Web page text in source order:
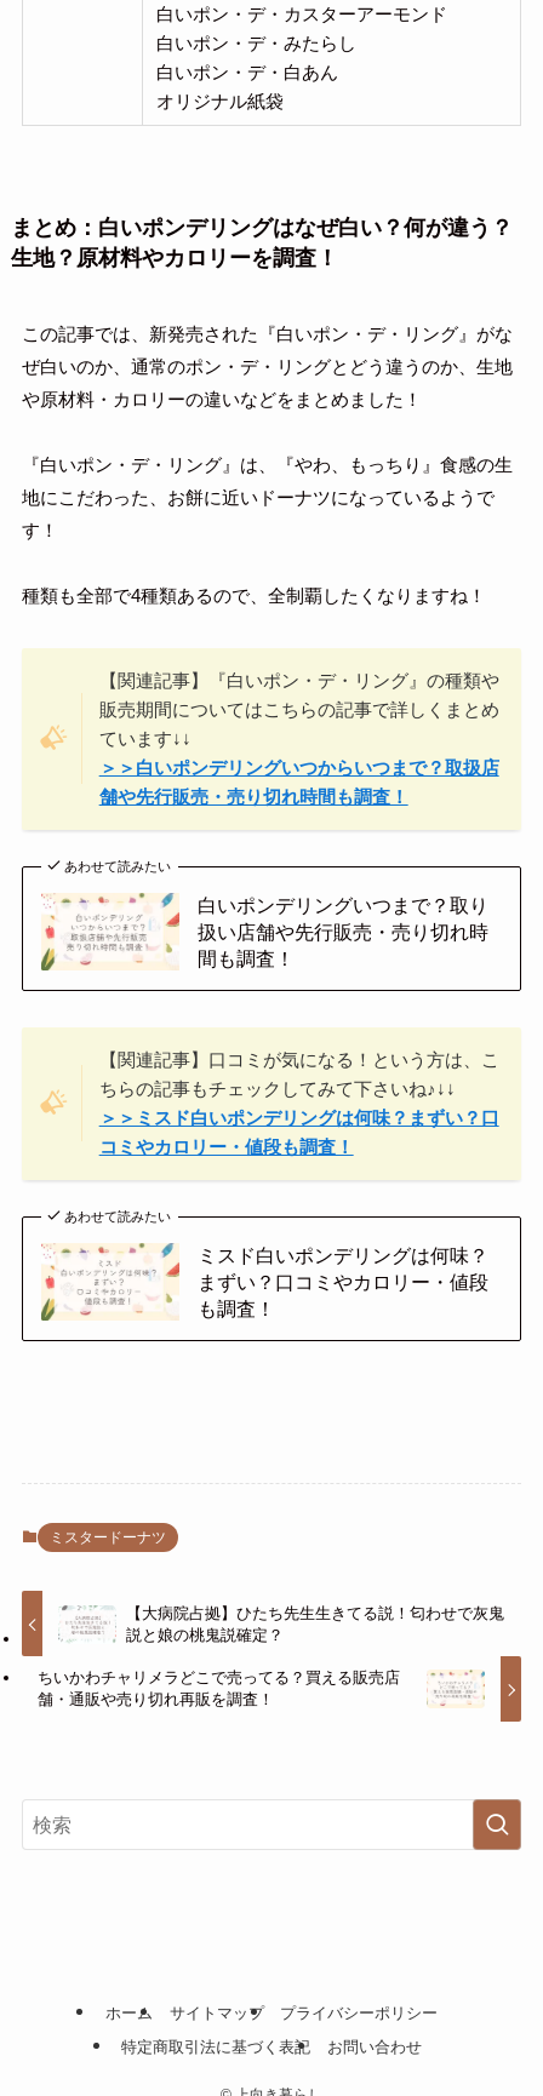
白いポン・デ・カスターアーモンド
白いポン・デ・みたらし
白いポン・デ・白あん
オリジナル紙袋
まとめ：白いポンデリングはなぜ白い？何が違う？
生地？原材料やカロリーを調査！
この記事では、新発売された『白いポン・デ・リング』がな
ぜ白いのか、通常のポン・デ・リングとどう違うのか、生地
や原材料・カロリーの違いなどをまとめました！
『白いポン・デ・リング』は、『やわ、もっちり』食感の生
地にこだわった、お餅に近いドーナツになっているようで
す！
種類も全部で4種類あるので、全制覇したくなりますね！
【関連記事】『白いポン・デ・リング』の種類や
販売期間についてはこちらの記事で詳しくまとめ
ています↓↓
＞＞白いポンデリングいつからいつまで？取扱店
舗や先行販売・売り切れ時間も調査！
あわせて読みたい
白いポンデリングいつまで？取り
扱い店舗や先行販売・売り切れ時
間も調査！
【関連記事】口コミが気になる！という方は、こ
ちらの記事もチェックしてみて下さいね♪↓↓
＞＞ミスド白いポンデリングは何味？まずい？口
コミやカロリー・値段も調査！
あわせて読みたい
ミスド白いポンデリングは何味？
まずい？口コミやカロリー・値段
も調査！
ミスタードーナツ
【大病院占拠】ひたち先生生きてる説！匂わせで灰鬼
説と娘の桃鬼説確定？
ちいかわチャリメラどこで売ってる？買える販売店
舗・通販や売り切れ再販を調査！
ホーム サイトマップ
プライバシーポリシー
特定商取引法に基づく表記
お問い合わせ